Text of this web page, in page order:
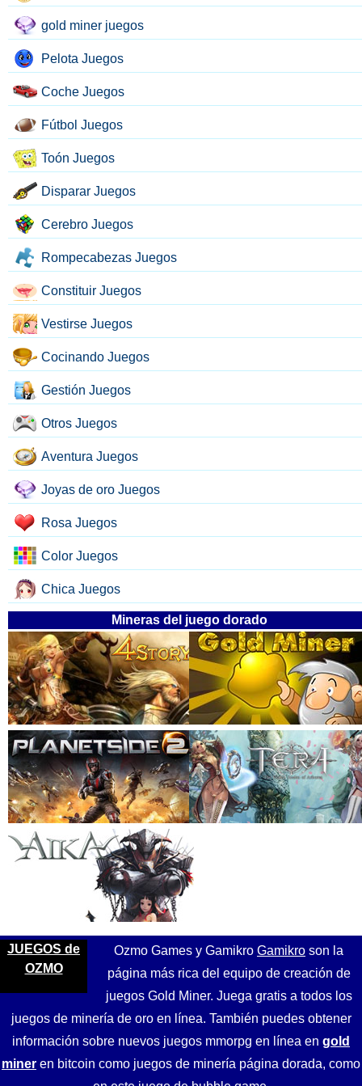
gold miner juegos
Pelota Juegos
Coche Juegos
Fútbol Juegos
Toón Juegos
Disparar Juegos
Cerebro Juegos
Rompecabezas Juegos
Constituir Juegos
Vestirse Juegos
Cocinando Juegos
Gestión Juegos
Otros Juegos
Aventura Juegos
Joyas de oro Juegos
Rosa Juegos
Color Juegos
Chica Juegos
Mineras del juego dorado
JUEGOS de
OZMO
Ozmo Games y Gamikro Gamikro son la
página más rica del equipo de creación de
juegos Gold Miner. Juega gratis a todos los
juegos de minería de oro en línea. También puedes obtener
información sobre nuevos juegos mmorpg en línea en gold
miner en bitcoin como juegos de minería página dorada, como